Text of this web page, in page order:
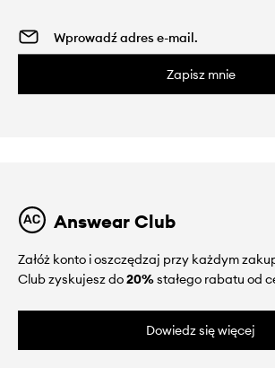
Zapisz mnie
Answear Club
Załóż konto i oszczędzaj przy każdym
Club zyskujesz do20%stałego rabatu od
Dowiedz się więcej